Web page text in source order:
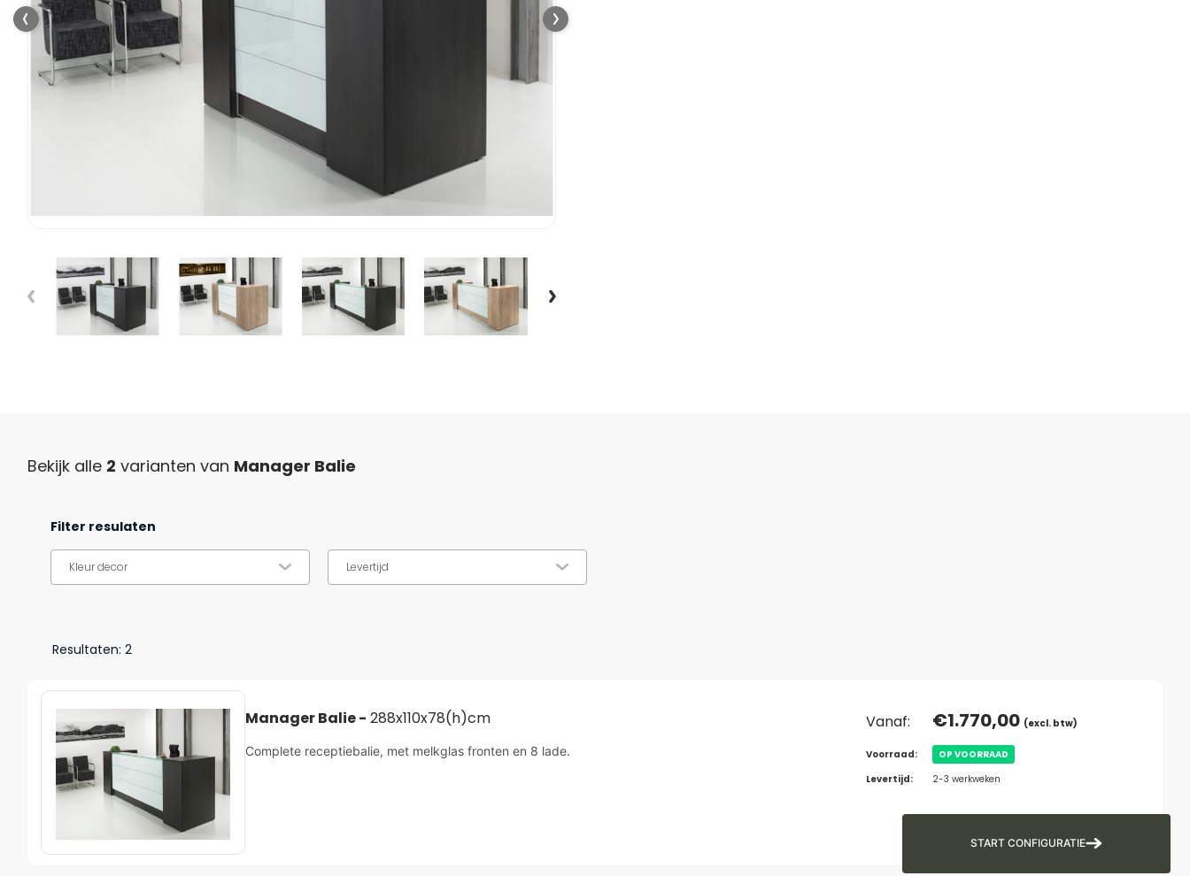
Bekijk alle 2 varianten van Manager Balie
Filter resulaten
Kleur decor
Resultaten: 2
Manager Balie - 288x110x78(h)cm
Complete receptiebalie, met melkglas fronten en 8 lade.
Vanaf: €1.770,00 (excl. btw)
Voorraad:
OP VOORRAAD
Levertijd:
2-3 werkweken
START CONFIGURATIE